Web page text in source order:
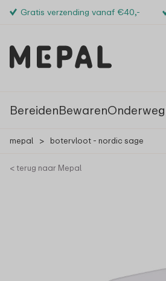
Gratis verzending vanaf €40,-
BereidenBewarenOnderweg
mepal > botervloot - nordic sage
< terug naar Mepal